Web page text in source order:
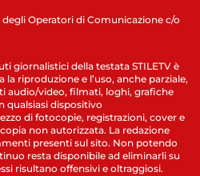
Operatori di Comunicazione c/o
giornalistici della testata STILETV è
riproduzione e l’uso, anche parziale,
audio/video, filmati, loghi, grafiche
qualsiasi dispositivo
di fotocopie, registrazioni, cover e
non autorizzata. La redazione
presenti sul sito. Non potendo
resta disponibile ad eliminarli su
risultano offensivi e oltraggiosi.